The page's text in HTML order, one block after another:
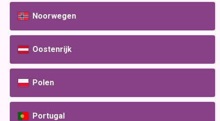
Noorwegen
Oostenrijk
Polen
Portugal